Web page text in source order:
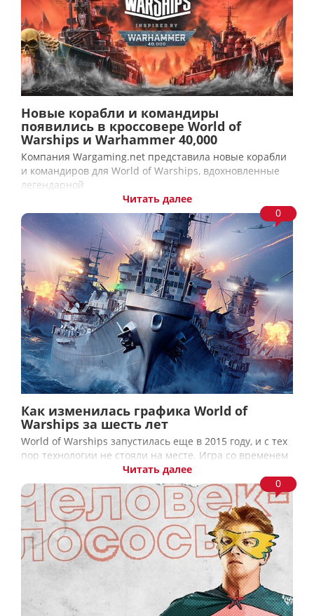
Новые корабли и командиры
появились в кроссовере World of
Warships и Warhammer 40,000
Компания Wargaming.net представила новые корабли
и командиров для World of Warships, вдохновленные
легендарной
Читать далее
0
Как изменилась графика World of
Warships за шесть лет
World of Warships запустилась еще в 2015 году, и с тех
пор технологии не стояли на месте. Игра со временем
Читать далее
0